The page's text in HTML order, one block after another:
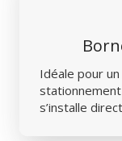
Idéale pour
s’installe